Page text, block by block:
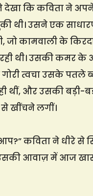
देखा कि कविता ने
थी। उसने एक
जो कामवाली के
रही थी। उसकी कमर
त्वचा उसके पतले
थीं, और उसकी बड़ी-
खींचने लगीं।
कविता ने धीरे से
आवाज़ में आज